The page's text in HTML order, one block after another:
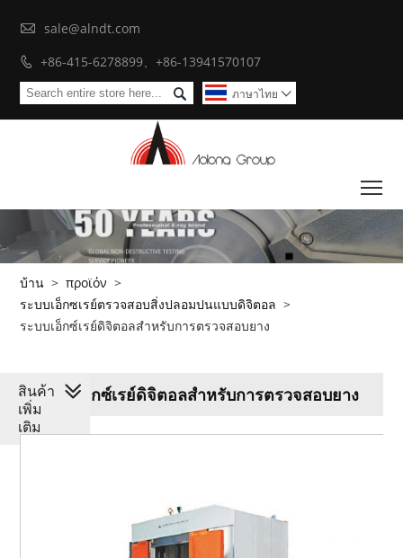
 sale@alndt.com
 +86-415-6278899、+86-13941570107
 ภาษาไทย 
บ้าน > προϊόν >
ระบบเอ็กซเรย์ตรวจสอบสิ่งปลอมปนแบบดิจิตอล >
ระบบเอ็กซ์เรย์ดิจิตอลสำหรับการตรวจสอบยาง
ระบบเอ็กซ์เรย์ดิจิตอลสำหรับการตรวจสอบยาง
สินค้า
เพิ่ม
เติม